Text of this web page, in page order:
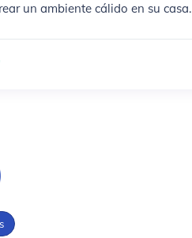
un ambiente cálido en su casa.